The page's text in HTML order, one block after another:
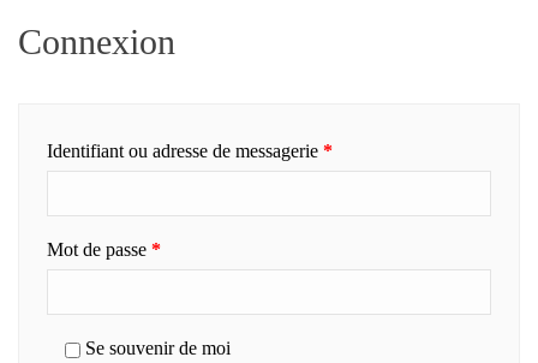
Connexion
Identifiant ou adresse de messagerie *Obligatoire
Mot de passe *Obligatoire
Se souvenir de moi